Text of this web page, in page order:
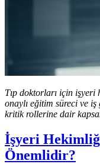
Tıp doktorları için
onaylı eğitim süreci ve
kritik rollerine dair
İşyeri
Önemlidir?